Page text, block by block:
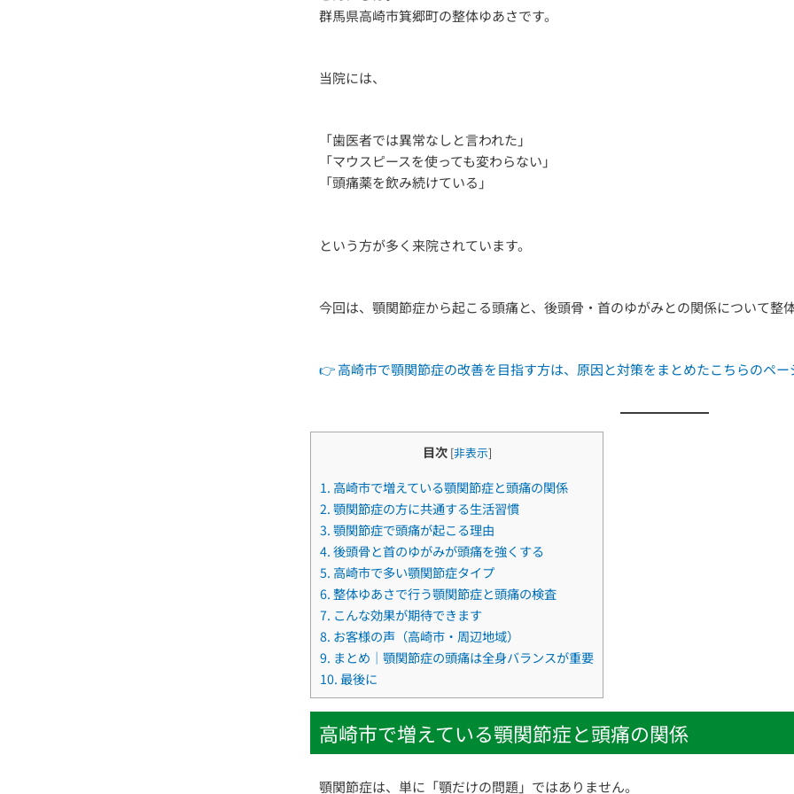
群馬県高崎市箕郷町の整体ゆあさです。
当院には、
「歯医者では異常なしと言われた」
「マウスピースを使っても変わらない」
「頭痛薬を飲み続けている」
という方が多く来院されています。
今回は、顎関節症から起こる頭痛と、後頭骨・首のゆがみとの関係について整
👉 高崎市で顎関節症の改善を目指す方は、原因と対策をまとめたこちらのペ
目次 [非表示]
1. 高崎市で増えている顎関節症と頭痛の関係
2.顎関節症の方に共通する生活習慣
3.顎関節症で頭痛が起こる理由
4.後頭骨と首のゆがみが頭痛を強くする
5. 高崎市で多い顎関節症タイプ
6.整体ゆあさで行う顎関節症と頭痛の検査
7. こんな効果が期待できます
8. お客様の声（高崎市・周辺地域）
9. まとめ｜顎関節症の頭痛は全身バランスが重要
10. 最後に
高崎市で増えている顎関節症と頭痛の関係
顎関節症は、単に「顎だけの問題」ではありません。